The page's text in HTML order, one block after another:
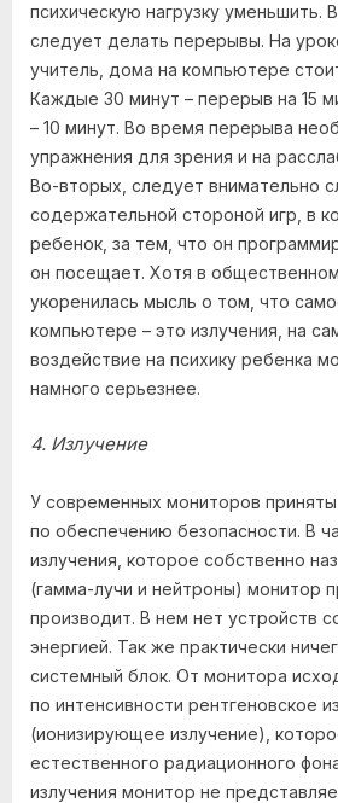
психическую нагрузку уменьшить.
следует делать перерывы. На
учитель, дома на компьютере
Каждые 30 минут – перерыв на 15
– 10 минут. Во время перерыва
упражнения для зрения и на
Во-вторых, следует внимательно
содержательной стороной игр, в
ребенок, за тем, что он
он посещает. Хотя в
укоренилась мысль о том, что
компьютере – это излучения, на
воздействие на психику ребенка
намного серьезнее.
4. Излучение
У современных мониторов
по обеспечению безопасности. В
излучения, которое собственно
(гамма-лучи и нейтроны) монитор
производит. В нем нет устройств
энергией. Так же практически
системный блок. От монитора
по интенсивности рентгеновское
(ионизирующее излучение),
естественного радиационного
излучения монитор не